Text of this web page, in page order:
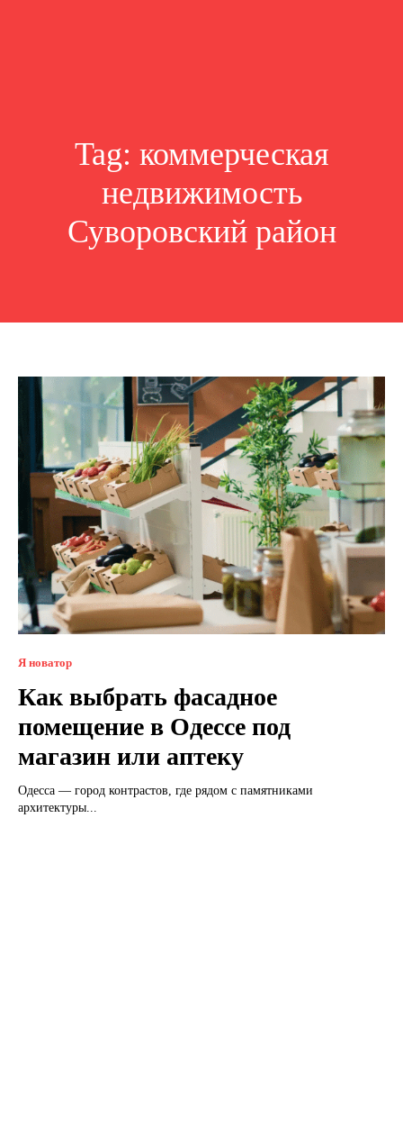
Tag: коммерческая
недвижимость
Суворовский район
Я новатор
Как выбрать фасадное
помещение в Одессе под
магазин или аптеку
Одесса — город контрастов, где рядом с памятниками
архитектуры...